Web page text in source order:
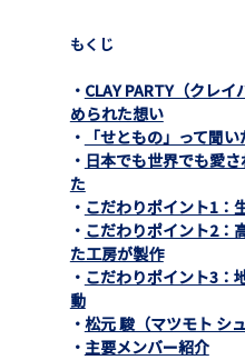
もくじ
・ CLAY PARTY（クレ
められた想い
・
「せともの」って聞
・ 日本でも世界でも愛
た
・ こだわりポイント1：
・ こだわりポイント2：
た工房が製作
・ こだわりポイント3：
動
・ 松元 駿（マツモト シ
・ 主要メンバー紹介